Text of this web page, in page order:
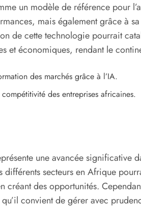
un modèle de référence pour
mais également grâce à
de cette technologie pourrait
et économiques, rendant le
des marchés grâce à l’IA.
des entreprises africaines.
une avancée significative
différents secteurs en Afrique
créant des opportunités.
convient de gérer avec